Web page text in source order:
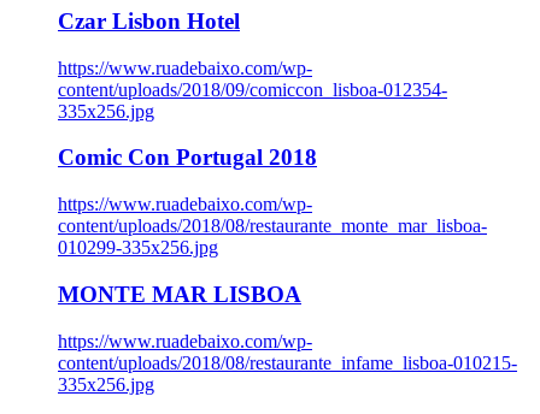
Czar Lisbon Hotel
https://www.ruadebaixo.com/wp-
content/uploads/2018/09/comiccon_lisboa-012354-
335x256.jpg
Comic Con Portugal 2018
https://www.ruadebaixo.com/wp-
content/uploads/2018/08/restaurante_monte_mar_lisboa-
010299-335x256.jpg
MONTE MAR LISBOA
https://www.ruadebaixo.com/wp-
content/uploads/2018/08/restaurante_infame_lisboa-010215-
335x256.jpg